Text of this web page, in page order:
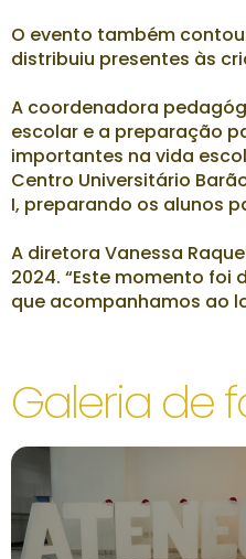
O evento também
distribuiu presentes às
A coordenadora
escolar e a preparação
importantes na vida
Centro Universitário
I, preparando os alunos
A diretora Vanessa
2024. “Este momento
que acompanhamos ao
Galeria de